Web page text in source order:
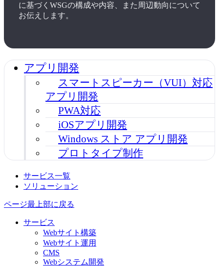
に基づくWSGの構成や内容、また周辺動向について
お伝えします。
アプリ開発
スマートスピーカー（VUI）対応
アプリ開発
PWA対応
iOSアプリ開発
Windows ストア アプリ開発
プロトタイプ制作
サービス一覧
ソリューション
ページ最上部に戻る
サービス
Webサイト構築
Webサイト運用
CMS
Webシステム開発